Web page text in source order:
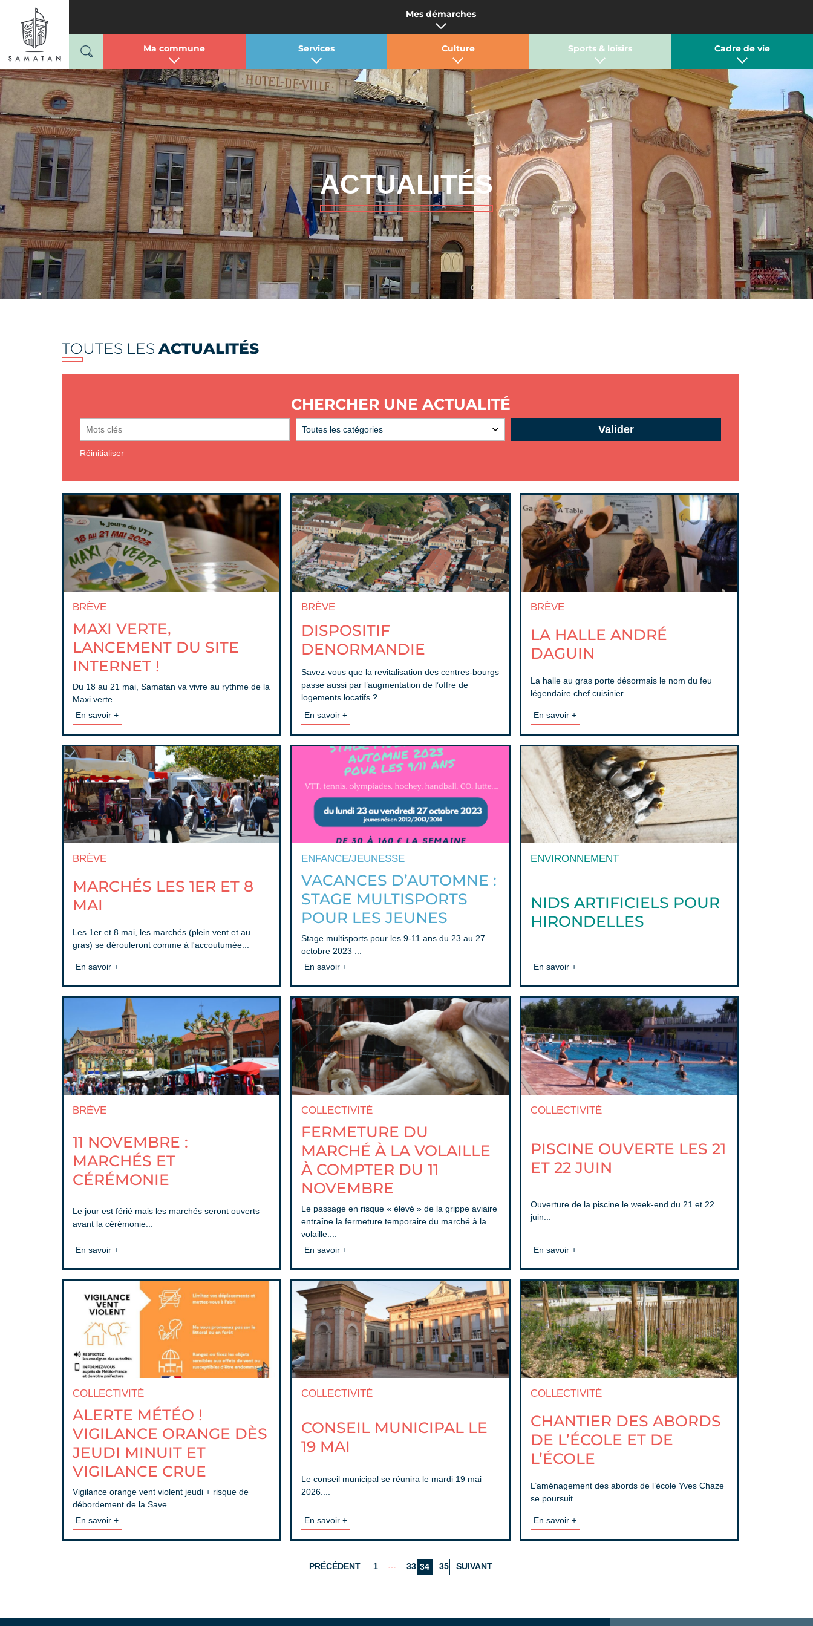
contenu
Mes démarches
Ma commune Services Culture Sports & loisirs Cadre de vie
ACTUALITÉS
TOUTES LESACTUALITÉS
CHERCHER UNE ACTUALITÉ
Valider
Réinitialiser
BRÈVE
MAXI VERTE,
LANCEMENT DU SITE
INTERNET !
Du 18 au 21 mai, Samatan va vivre au rythme de la
Maxi verte....
En savoir +
BRÈVE
DISPOSITIF
DENORMANDIE
Savez-vous que la revitalisation des centres-bourgs
passe aussi par l’augmentation de l’offre de
logements locatifs ? ...
En savoir +
BRÈVE
LA HALLE ANDRÉ
DAGUIN
La halle au gras porte désormais le nom du feu
légendaire chef cuisinier. ...
En savoir +
BRÈVE
MARCHÉS LES 1ER ET 8
MAI
Les 1er et 8 mai, les marchés (plein vent et au
gras) se dérouleront comme à l'accoutumée...
En savoir +
ENFANCE/JEUNESSE
VACANCES D’AUTOMNE :
STAGE MULTISPORTS
POUR LES JEUNES
Stage multisports pour les 9-11 ans du 23 au 27
octobre 2023 ...
En savoir +
ENVIRONNEMENT
NIDS ARTIFICIELS POUR
HIRONDELLES
En savoir +
BRÈVE
11 NOVEMBRE :
MARCHÉS ET
CÉRÉMONIE
Le jour est férié mais les marchés seront ouverts
avant la cérémonie...
En savoir +
COLLECTIVITÉ
FERMETURE DU
MARCHÉ À LA VOLAILLE
À COMPTER DU 11
NOVEMBRE
Le passage en risque « élevé » de la grippe aviaire
entraîne la fermeture temporaire du marché à la
volaille....
En savoir +
COLLECTIVITÉ
PISCINE OUVERTE LES 21
ET 22 JUIN
Ouverture de la piscine le week-end du 21 et 22
juin...
En savoir +
COLLECTIVITÉ
ALERTE MÉTÉO !
VIGILANCE ORANGE DÈS
JEUDI MINUIT ET
VIGILANCE CRUE
Vigilance orange vent violent jeudi + risque de
débordement de la Save...
En savoir +
COLLECTIVITÉ
CONSEIL MUNICIPAL LE
19 MAI
Le conseil municipal se réunira le mardi 19 mai
2026....
En savoir +
COLLECTIVITÉ
CHANTIER DES ABORDS
DE L’ÉCOLE ET DE
L’ÉCOLE
L’aménagement des abords de l’école Yves Chaze
se poursuit. ...
En savoir +
PRÉCÉDENT 1 … 33 34 35 SUIVANT